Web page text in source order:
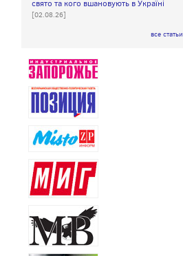
свято та кого вшановують в Україні
[02.08.26]
все статьи